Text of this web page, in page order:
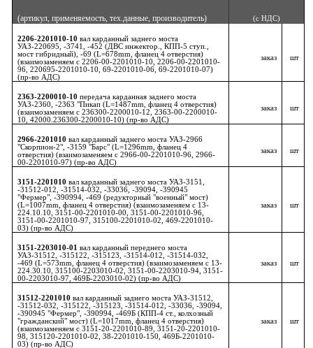
(артикул, применяемость, тех.данные, производитель) (с НДС)
2206-2201010-10 вал карданный заднего моста
УАЗ-220695, -3741, -452 (ДВС инжектор., КПП-5 ступ.,
мост гибридный), -69 (L=678mm, фланец 4 отверстия)
(взаимозаменяем с 2206-00-2201010-10, 2206-00-2201010-
96, 220695-2201010-10, 69-2201010-06, 69-2201010-07)
(пр-во АДС)
заказ шт
2363-2200010-10 передача карданная заднего моста
УАЗ-2360, -2363 "Пикап (L=1487mm, фланец 4 отверстия)
(взаимозаменяем с 236300-2200010-12, 2363-00-2200010-
10, 42000.236300-2200010-10) (пр-во АДС)
заказ шт
2966-2201010 вал карданный заднего моста УАЗ-2966
"Скорпион-2", -3159 "Барс" (L=1296mm, фланец 4
отверстия) (взаимозаменяем с 2966-00-2201010-96, 2966-
00-2201010-97) (пр-во АДС)
заказ шт
3151-2201010 вал карданный заднего моста УАЗ-3151,
-31512-012, -31514-032, -33036, -39094, -390945
"Фермер", -390994, -469 (редукторный "военный" мост)
(L=1007mm, фланец 4 отверстия) (взаимозаменяем с 13-
224.10.10, 3151-00-2201010-00, 3151-00-2201010-96,
3151-00-2201010-97, 315100-2201010-02, 469-2201010-
03) (пр-во АДС)
заказ шт
3151-2203010-01 вал карданный переднего моста
УАЗ-31512, -315122, -315123, -31514-012, -31514-032,
-469 (L=573mm, фланец 4 отверстия) (взаимозаменяем с 13-
224.30.10, 315100-2203010-02, 3151-00-2203010-94, 3151-
00-2203010-97, 469Б-2203010-02) (пр-во АДС)
заказ шт
31512-2201010 вал карданный заднего моста УАЗ-31512,
-31512-032, -315122, -315123, -31514-012, -33036, -39094,
-390945 "Фермер", -390994, -469Б (КПП-4 ст., колхозный
"гражданский" мост) (L=1017mm, фланец 4 отверстия)
(взаимозаменяем с 3151-20-2201010-89, 3151-20-2201010-
98, 315120-2201010-02, 38-2201010-150, 469Б-2201010-
03) (пр-во АДС)
заказ шт